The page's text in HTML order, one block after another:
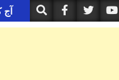
آج